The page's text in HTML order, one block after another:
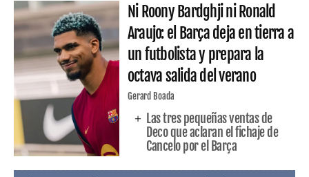
Ni Roony Bardghji ni Ronald
Araujo: el Barça deja en tierra a
un futbolista y prepara la
octava salida del verano
Gerard Boada
Las tres pequeñas ventas de
Deco que aclaran el fichaje de
Cancelo por el Barça